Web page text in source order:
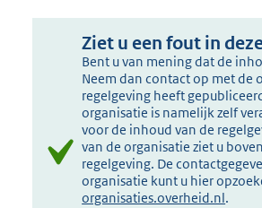
Ziet u een fout in
Bent u van mening dat de
Neem dan contact op met de
regelgeving heeft
organisatie is namelijk zelf
voor de inhoud van de
van de organisatie ziet u
regelgeving. De
organisatie kunt u hier
organisaties.overheid.nl.